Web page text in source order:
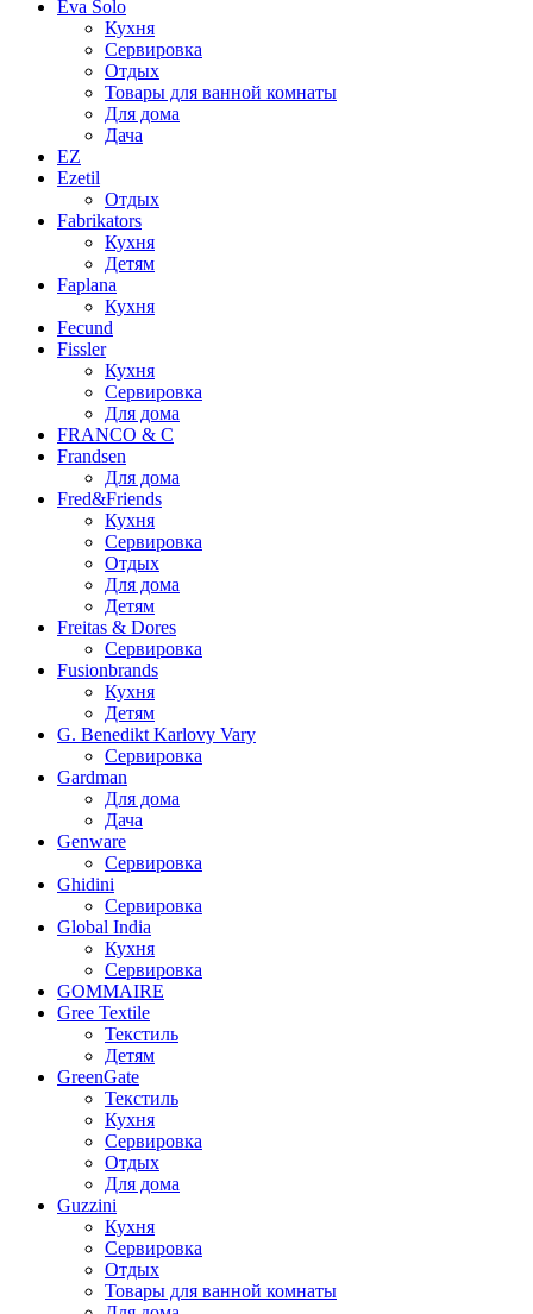
Eva Solo
Кухня
Сервировка
Отдых
Товары для ванной комнаты
Для дома
Дача
EZ
Ezetil
Отдых
Fabrikators
Кухня
Детям
Faplana
Кухня
Fecund
Fissler
Кухня
Сервировка
Для дома
FRANCO & C
Frandsen
Для дома
Fred&Friends
Кухня
Сервировка
Отдых
Для дома
Детям
Freitas & Dores
Сервировка
Fusionbrands
Кухня
Детям
G. Benedikt Karlovy Vary
Сервировка
Gardman
Для дома
Дача
Genware
Сервировка
Ghidini
Сервировка
Global India
Кухня
Сервировка
GOMMAIRE
Gree Textile
Текстиль
Детям
GreenGate
Текстиль
Кухня
Сервировка
Отдых
Для дома
Guzzini
Кухня
Сервировка
Отдых
Товары для ванной комнаты